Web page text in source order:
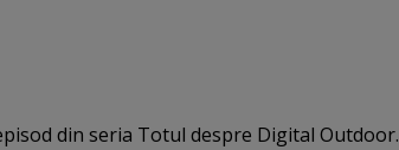
din seria Totul despre Digital Outdoor.